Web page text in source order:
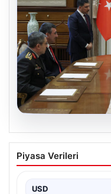
Türk Hava
paşası Özlem
Özlem Karapınar İlk
Piyasa Verileri
USD